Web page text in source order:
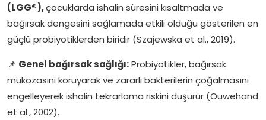
(LGG®),çocuklarda ishalin süresini kısaltmada ve
bağırsak dengesini sağlamada etkili olduğu gösterilen en
güçlü probiyotiklerden biridir (Szajewska et al., 2019).
📌 Genel bağırsak sağlığı:Probiyotikler, bağırsak
mukozasını koruyarak ve zararlı bakterilerin çoğalmasını
engelleyerek ishalin tekrarlama riskini düşürür (Ouwehand
et al., 2002).